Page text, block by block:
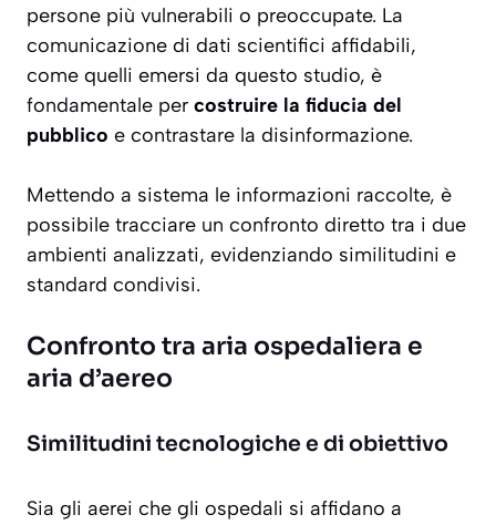
persone più vulnerabili o preoccupate. La
comunicazione di dati scientifici affidabili,
come quelli emersi da questo studio, è
fondamentale per costruire la fiducia del
pubblico e contrastare la disinformazione.
Mettendo a sistema le informazioni raccolte, è
possibile tracciare un confronto diretto tra i due
ambienti analizzati, evidenziando similitudini e
standard condivisi.
Confronto tra aria ospedaliera e
aria d’aereo
Similitudini tecnologiche e di obiettivo
Sia gli aerei che gli ospedali si affidano a